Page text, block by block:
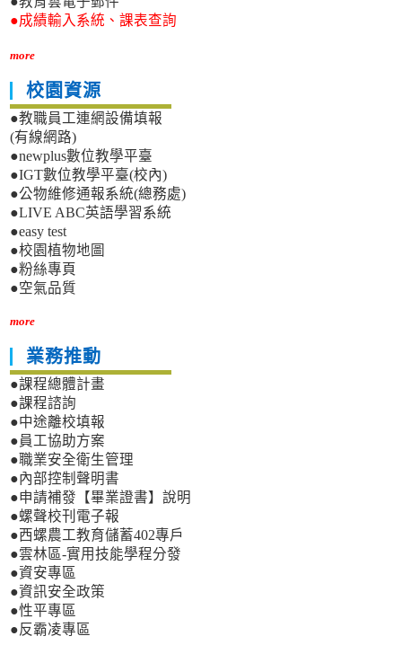
●成績輸入系統、課表查詢
more
校園資源
●教職員工連網設備填報
(有線網路)
●newplus數位教學平臺
●IGT數位教學平臺(校內)
●公物維修通報系統(總務處)
●LIVE ABC英語學習系統
●easy test
●校園植物地圖
●粉絲專頁
●空氣品質
more
業務推動
●課程總體計畫
●課程諮詢
●中途離校填報
●員工協助方案
●職業安全衛生管理
●內部控制聲明書
●申請補發【畢業證書】說明
●螺聲校刊電子報
●西螺農工教育儲蓄402專戶
●雲林區-實用技能學程分發
●資安專區
●資訊安全政策
●性平專區
●反霸凌專區